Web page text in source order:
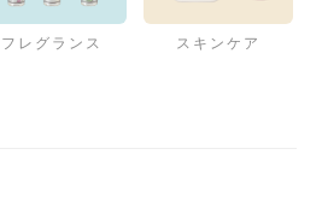
フレグランス スキンケア